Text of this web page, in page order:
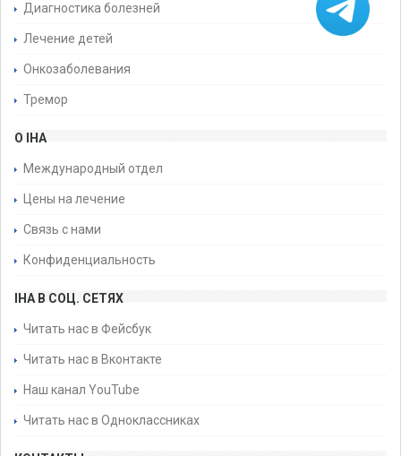
Диагностика болезней
Лечение детей
Онкозаболевания
Тремор
О IHA
Международный отдел
Цены на лечение
Связь с нами
Конфиденциальность
IHA В СОЦ. СЕТЯХ
Читать нас в Фейсбук
Читать нас в Вконтакте
Наш канал YouTube
Читать нас в Одноклассниках